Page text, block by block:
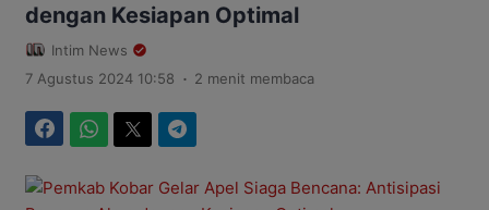
dengan Kesiapan Optimal
Intim News
7 Agustus 2024 10:58 . 2 menit membaca